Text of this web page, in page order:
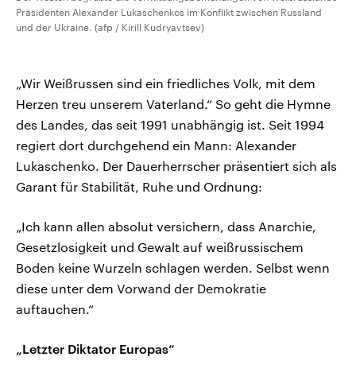
Präsidenten Alexander Lukaschenkos im Konflikt zwischen Russland
und der Ukraine. (afp / Kirill Kudryavtsev)
„Wir Weißrussen sind ein friedliches Volk, mit dem
Herzen treu unserem Vaterland.“ So geht die Hymne
des Landes, das seit 1991 unabhängig ist. Seit 1994
regiert dort durchgehend ein Mann: Alexander
Lukaschenko. Der Dauerherrscher präsentiert sich als
Garant für Stabilität, Ruhe und Ordnung:
„Ich kann allen absolut versichern, dass Anarchie,
Gesetzlosigkeit und Gewalt auf weißrussischem
Boden keine Wurzeln schlagen werden. Selbst wenn
diese unter dem Vorwand der Demokratie
auftauchen.“
„Letzter Diktator Europas“